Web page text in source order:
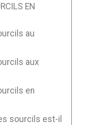
EN
au
aux
en
sourcils est-il